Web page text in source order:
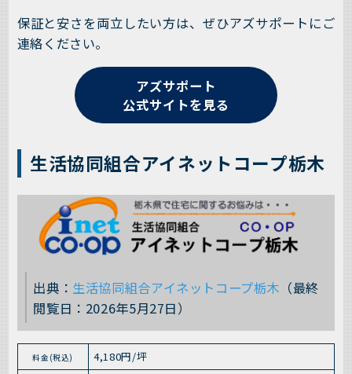
保証と安さを両立したい方は、ぜひアズサポートにご
連絡ください。
アズサポート
公式サイトを見る
生活協同組合アイネットコープ栃木
出典： 生活協同組合アイネットコープ栃木 （最終
閲覧日：2026年5月27日）
料金(税込) 4,180円/坪